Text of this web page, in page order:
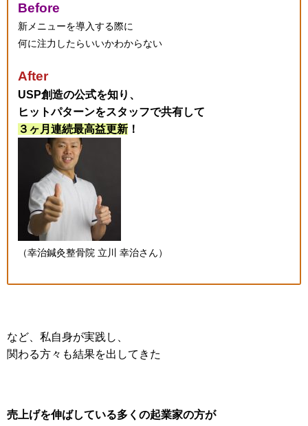
Before
新メニューを導入する際に
何に注力したらいいかわからない
After
USP創造の公式を知り、
ヒットパターンをスタッフで共有して
３ヶ月連続最高益更新 ！
（幸治鍼灸整骨院 立川 幸治さん）
など、私自身が実践し、
関わる方々も結果を出してきた
売上げを伸ばしている多くの起業家の方が